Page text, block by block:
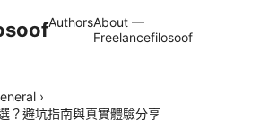
AuthorsAbout —
Freelancefilosoof
›
？避坑指南與真實體驗分享